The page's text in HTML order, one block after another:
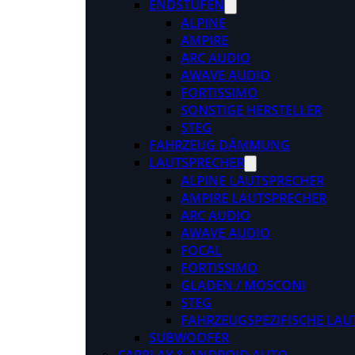
ENDSTUFEN
ALPINE
AMPIRE
ARC AUDIO
AWAVE AUDIO
FORTISSIMO
SONSTIGE HERSTELLER
STEG
FAHRZEUG DÄMMUNG
LAUTSPRECHER
ALPINE LAUTSPRECHER
AMPIRE LAUTSPRECHER
ARC AUDIO
AWAVE AUDIO
FOCAL
FORTISSIMO
GLADEN / MOSCONI
STEG
FAHRZEUGSPEZIFISCHE
SUBWOOFER